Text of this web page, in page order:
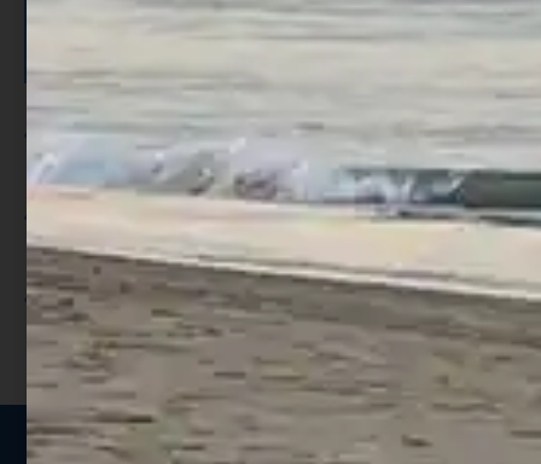
ISCRIVITI E RICEVI 3,50€ DI
SCONTO >
Per ogni acquisto accumuli ulteriori
punti;
Utilizza i punti per ricevere uno
sconto;
I punti sono indicati nella pagina
prodotto;